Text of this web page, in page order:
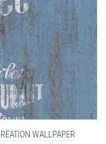
WALLPAPER